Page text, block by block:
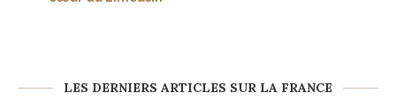
LES DERNIERS ARTICLES SUR LA FRANCE